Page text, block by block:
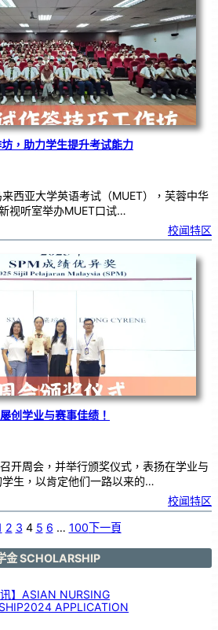
，助力学生提升考试能力
西亚大学英语考试（MUET），芙蓉中华
视听室举办MUET口试…
校闻特区
创学业与赛事佳绩！
开周会，并举行颁奖仪式，表扬在学业与
生，以肯定他们一路以来的…
校闻特区
2 3 4 5 6 … 100下一頁
金 SCHOLARSHIP
讯】ASIAN NURSING
APPLICATION